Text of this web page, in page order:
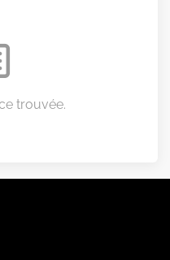
trouvée.